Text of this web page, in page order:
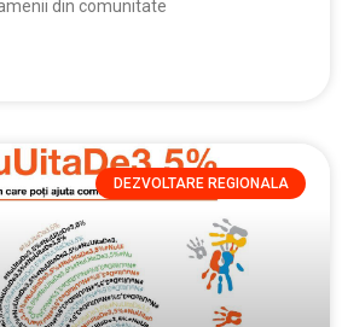
din comunitate
DEZVOLTARE REGIONALA